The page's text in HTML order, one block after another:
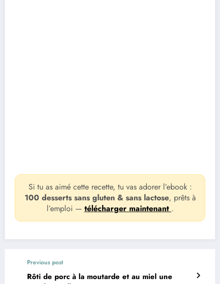
Si tu as aimé cette recette, tu vas adorer l’ebook :
100 desserts sans gluten & sans lactose, prêts à
l’emploi — télécharger maintenant .
Previous post
Rôti de porc à la moutarde et au miel une